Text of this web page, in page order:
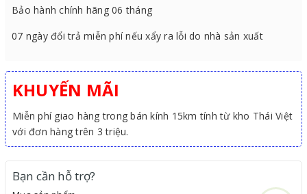
Bảo hành chính hãng 06 tháng
07 ngày đổi trả miễn phí nếu xẩy ra lỗi do nhà sản xuất
KHUYẾN MÃI
Miễn phí giao hàng trong bán kính 15km tính từ kho Thái Việt
với đơn hàng trên 3 triệu.
Bạn cần hỗ trợ?